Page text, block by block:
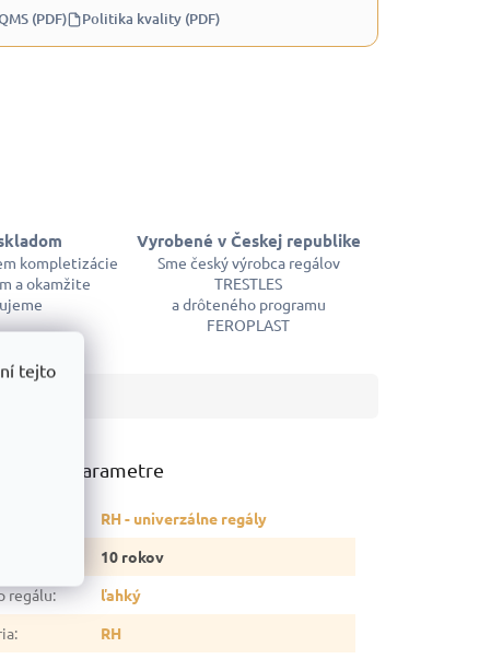
tejto
(PDF) Politika kvality (PDF)
kompletizácie
a okamžite
Vyrobené v Českej republike
Sme český výrobca regálov
TRESTLES
a drôteného programu
FEROPLAST
parametre
RH - univerzálne regály
10 rokov
regálu:
ľahký
:
RH